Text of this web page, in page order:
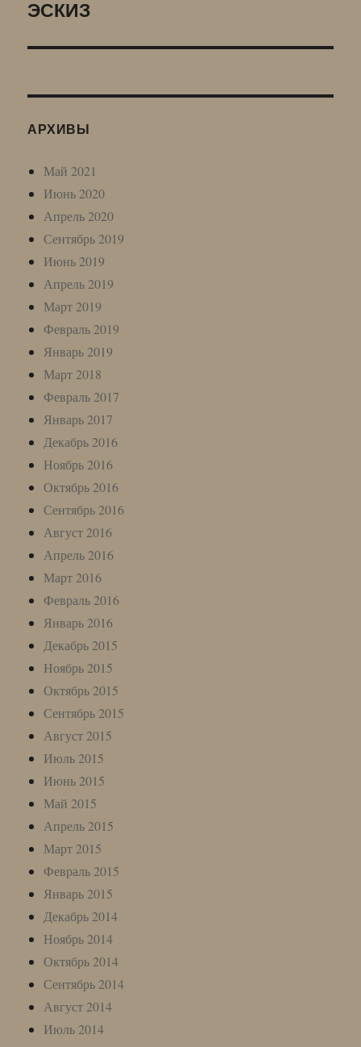
Следующая
ЭСКИЗ
АРХИВЫ
Май 2021
Июнь 2020
Апрель 2020
Сентябрь 2019
Июнь 2019
Апрель 2019
Март 2019
Февраль 2019
Январь 2019
Март 2018
Февраль 2017
Январь 2017
Декабрь 2016
Ноябрь 2016
Октябрь 2016
Сентябрь 2016
Август 2016
Апрель 2016
Март 2016
Февраль 2016
Январь 2016
Декабрь 2015
Ноябрь 2015
Октябрь 2015
Сентябрь 2015
Август 2015
Июль 2015
Июнь 2015
Май 2015
Апрель 2015
Март 2015
Февраль 2015
Январь 2015
Декабрь 2014
Ноябрь 2014
Октябрь 2014
Сентябрь 2014
Август 2014
Июль 2014